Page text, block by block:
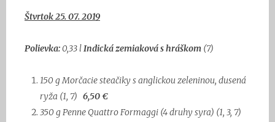
Štvrtok 25. 07. 2019
Polievka: 0,33 lIndická zemiaková s hráškom (7)
150 gMorčacie steačiky s anglickou zeleninou, dusená
ryža (1, 7) 6,50 €
350 gPenne Quattro Formaggi (4 druhy syra) (1, 3, 7)